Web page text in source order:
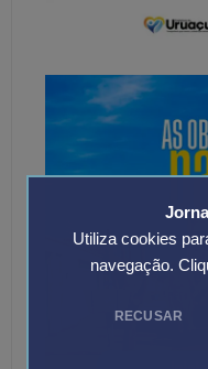
Utiliza cookies
navegação.
RECUSAR